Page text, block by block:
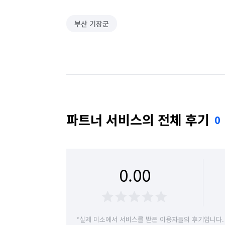
부산 기장군
파트너 서비스의 전체 후기 0
0.00
*실제 미소에서 서비스를 받은 이용자들의 후기입니다.